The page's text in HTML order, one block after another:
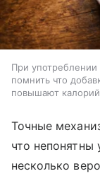
При
помнить что
повышают
Точные
что
несколько